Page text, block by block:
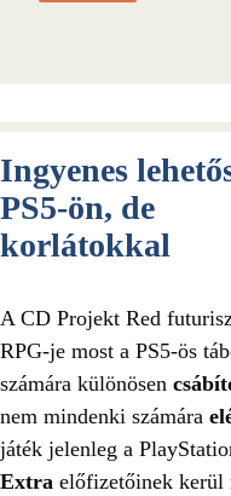
Ingyenes
PS5-ön, de
korlátokkal
A CD Projekt Red
RPG-je most a PS5-ös
számára különösen
nem mindenki számára
játék jelenleg a
Extra előfizetőinek kerül